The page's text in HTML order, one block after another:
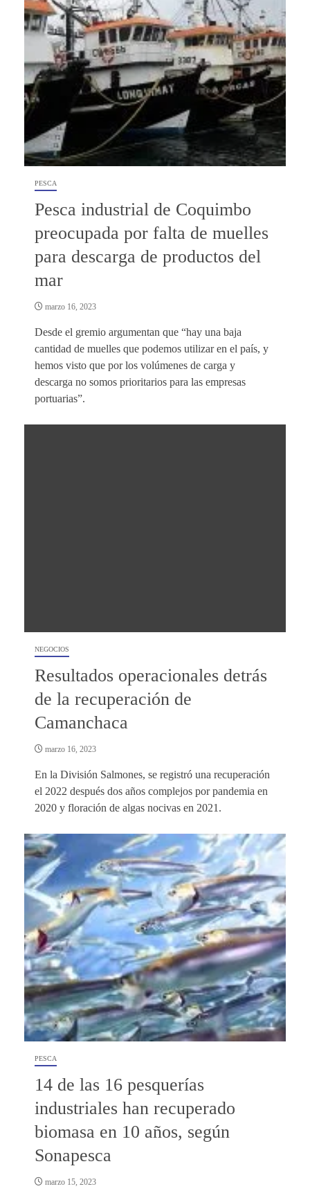
PESCA
Pesca industrial de Coquimbo
preocupada por falta de muelles
para descarga de productos del
mar
marzo 16, 2023
Desde el gremio argumentan que “hay una baja
cantidad de muelles que podemos utilizar en el país, y
hemos visto que por los volúmenes de carga y
descarga no somos prioritarios para las empresas
portuarias”.
NEGOCIOS
Resultados operacionales detrás
de la recuperación de
Camanchaca
marzo 16, 2023
En la División Salmones, se registró una recuperación
el 2022 después dos años complejos por pandemia en
2020 y floración de algas nocivas en 2021.
PESCA
14 de las 16 pesquerías
industriales han recuperado
biomasa en 10 años, según
Sonapesca
marzo 15, 2023